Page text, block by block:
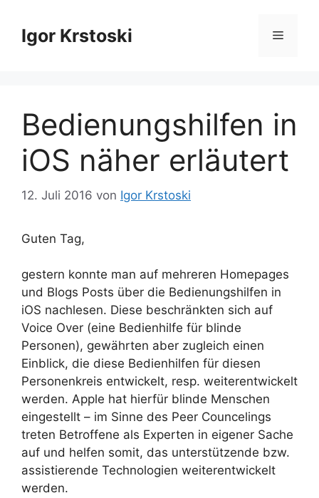
Inhalt
springenIgor Krstoski Menü
Bedienungshilfen in
iOS näher erläutert
12. Juli 2016 von Igor Krstoski
Guten Tag,
gestern konnte man auf mehreren Homepages
und Blogs Posts über die Bedienungshilfen in
iOS nachlesen. Diese beschränkten sich auf
Voice Over (eine Bedienhilfe für blinde
Personen), gewährten aber zugleich einen
Einblick, die diese Bedienhilfen für diesen
Personenkreis entwickelt, resp. weiterentwickelt
werden. Apple hat hierfür blinde Menschen
eingestellt – im Sinne des Peer Councelings
treten Betroffene als Experten in eigener Sache
auf und helfen somit, das unterstützende bzw.
assistierende Technologien weiterentwickelt
werden.